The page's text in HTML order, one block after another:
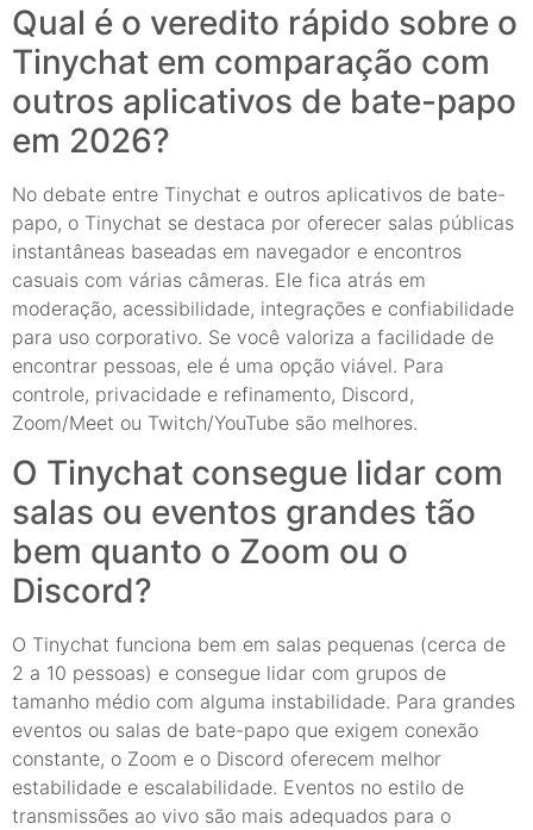
Qual é o veredito rápido sobre o
Tinychat em comparação com
outros aplicativos de bate-papo
em 2026?
No debate entre Tinychat e outros aplicativos de bate-
papo, o Tinychat se destaca por oferecer salas públicas
instantâneas baseadas em navegador e encontros
casuais com várias câmeras. Ele fica atrás em
moderação, acessibilidade, integrações e confiabilidade
para uso corporativo. Se você valoriza a facilidade de
encontrar pessoas, ele é uma opção viável. Para
controle, privacidade e refinamento, Discord,
Zoom/Meet ou Twitch/YouTube são melhores.
O Tinychat consegue lidar com
salas ou eventos grandes tão
bem quanto o Zoom ou o
Discord?
O Tinychat funciona bem em salas pequenas (cerca de
2 a 10 pessoas) e consegue lidar com grupos de
tamanho médio com alguma instabilidade. Para grandes
eventos ou salas de bate-papo que exigem conexão
constante, o Zoom e o Discord oferecem melhor
estabilidade e escalabilidade. Eventos no estilo de
transmissões ao vivo são mais adequados para o